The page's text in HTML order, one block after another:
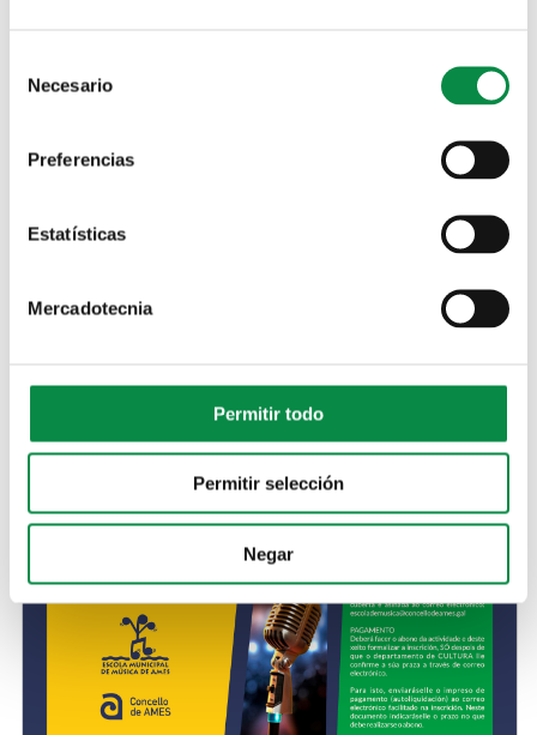
Selection
Necesario
Preferencias
Estatísticas
Mercadotecnia
Permitir todo
Permitir selección
Negar